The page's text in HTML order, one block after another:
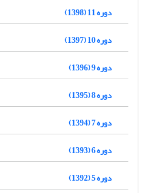
دوره 11 (1398)
دوره 10 (1397)
دوره 9 (1396)
دوره 8 (1395)
دوره 7 (1394)
دوره 6 (1393)
دوره 5 (1392)